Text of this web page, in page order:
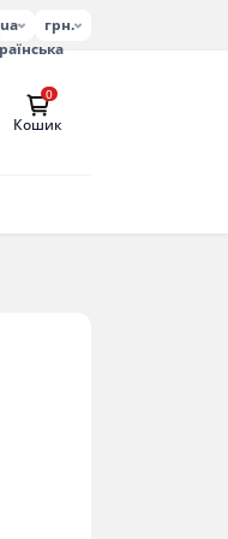
ua грн.
0
Кошик